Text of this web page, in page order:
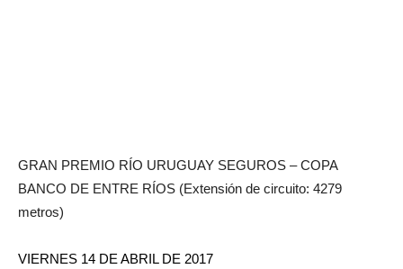
GRAN PREMIO RÍO URUGUAY SEGUROS – COPA
BANCO DE ENTRE RÍOS (Extensión de circuito: 4279
metros)
VIERNES 14 DE ABRIL DE 2017